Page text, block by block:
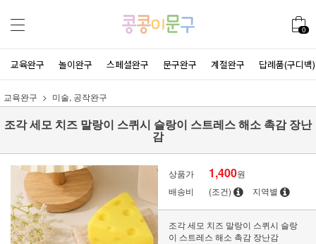
0
교육완구 놀이완구 스페셜완구 문구완구 계절완구 답례품(구디백)
교육완구 미술, 공작완구
조각 세모 치즈 말랑이 스퀴시 슬랑이 스트레스 해소 촉감 장난
감
상품가 1,400원
배송비
(조건) 지역별
조각 세모 치즈 말랑이 스퀴시 슬랑
이 스트레스 해소 촉감 장난감